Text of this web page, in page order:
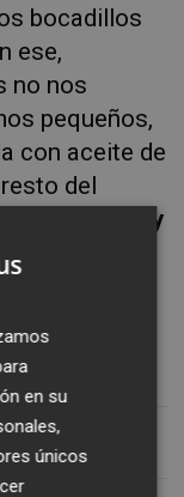
bocadillos
ese,
no nos
pequeños,
con aceite de
del
Den el salto y
abajo la
en su
únicos